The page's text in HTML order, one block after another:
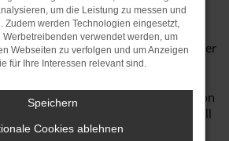
kaum, denn ein Seat Ibiza
vereint eher das Beste aus der
der Gebrauchtfahrzeuge. Wie es der
der Termin der ersten Zulassung
Die Folge ist, dass nahezu
der aktuellen Modellgeneration
in puncto Extras und Ausstattung voll
entspricht. Der Vorteil: es
um die Leistung zu messen und
Zudem werden Technologien eingesetzt,
Werbetreibenden verwendet werden, um
Webseiten zu verfolgen und um Anzeigen
für Ihre Interessen relevant sind.
Speichern
Cookies ablehnen